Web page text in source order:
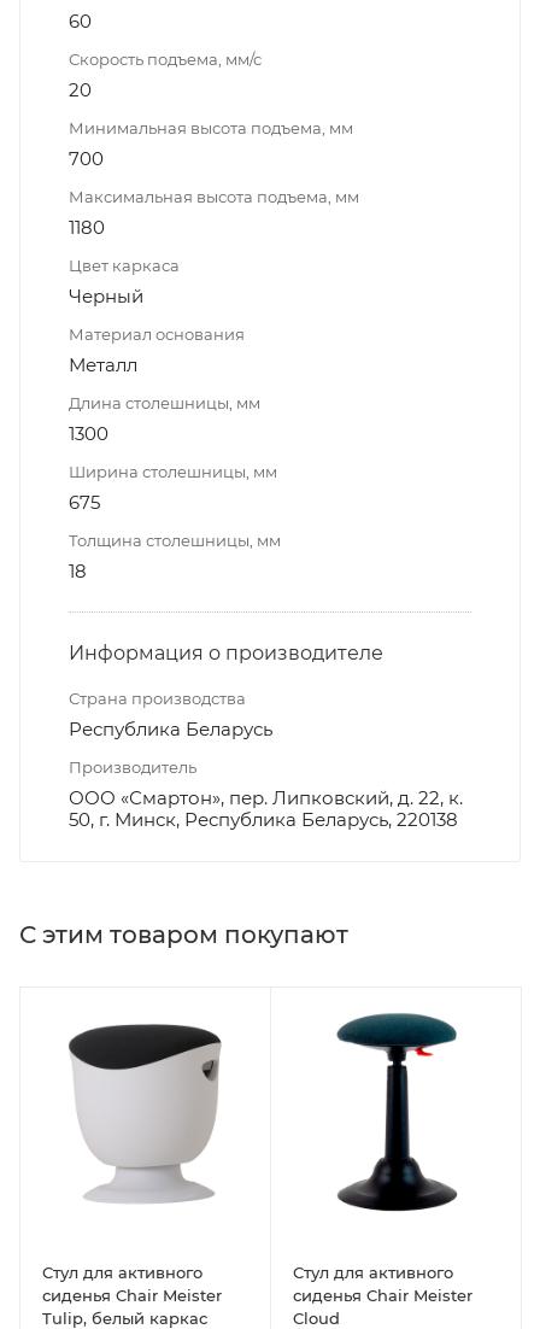
60
Скорость подъема, мм/с
20
Минимальная высота подъема, мм
700
Максимальная высота подъема, мм
1180
Цвет каркаса
Черный
Материал основания
Металл
Длина столешницы, мм
1300
Ширина столешницы, мм
675
Толщина столешницы, мм
18
Информация о производителе
Страна производства
Республика Беларусь
Производитель
ООО «Смартон», пер. Липковский, д. 22, к.
50, г. Минск, Республика Беларусь, 220138
С этим товаром покупают
Стул для активного
сиденья Chair Meister
Tulip, белый каркас
Стул для активного
сиденья Chair Meister
Cloud